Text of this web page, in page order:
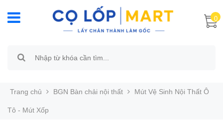
0
Trang chủ BGN Bàn chải nội thất Mút Vệ Sinh Nội Thất Ô
Tô - Mút Xốp